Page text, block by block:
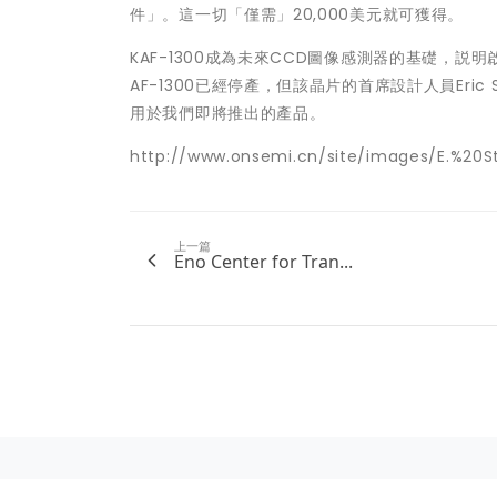
件」。這一切「僅需」20,000美元就可獲得。
KAF-1300成為未來CCD圖像感測器的基礎，説明
AF-1300已經停產，但該晶片的首席設計人員
用於我們即將推出的產品。
http://www.onsemi.cn/site/images/
上一篇
Eno Center for Tran...